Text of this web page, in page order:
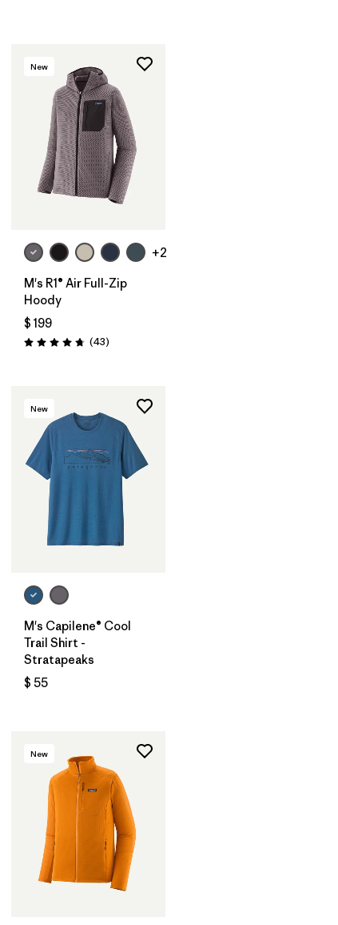
New
+2
M's R1® Air Full-Zip
Hoody
$ 199
Valoración: 4.7 / 5
(43Comentarios
)
New
M's Capilene® Cool
Trail Shirt -
Stratapeaks
$ 55
New